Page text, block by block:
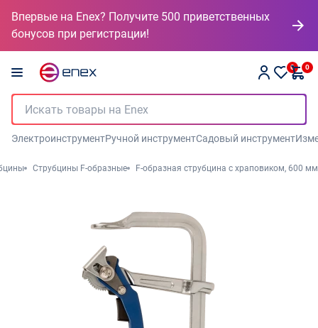
Впервые на Enex? Получите 500 приветственных
бонусов при регистрации!
0 0
ЭлектроинструментРучной инструментСадовый инструмент
Струбцины F-образные F-образная струбцина с храповиком, 600 мм